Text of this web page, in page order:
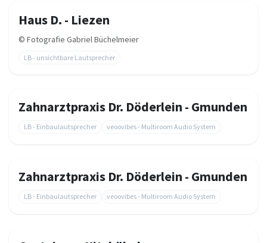
Haus D. - Liezen
© Fotografie Gabriel Büchelmeier
LB - unsichtbare Lautsprecher
Zahnarztpraxis Dr. Döderlein - Gmunden
LB - Einbaulautsprecher veoovibes - Multiroom Audio System
Zahnarztpraxis Dr. Döderlein - Gmunden
LB - Einbaulautsprecher veoovibes - Multiroom Audio System